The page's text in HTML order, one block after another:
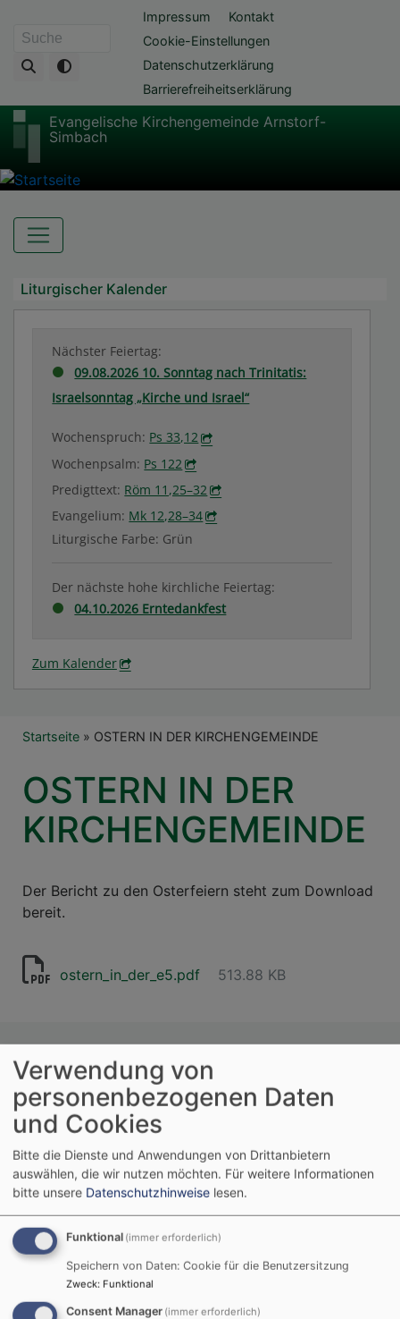
zum
Suche
Fußbereichsmenü
Impressum
Kontakt
Cookie-Einstellungen
Datenschutzerklärung
Barrierefreiheitserklärung
Evangelische Kirchengemeinde Arnstorf-
Simbach
Hauptnavigation
Liturgischer Kalender
Nächster Feiertag:
09.08.2026 10. Sonntag nach Trinitatis:
Israelsonntag „Kirche und Israel“
Wochenspruch: Ps 33,12
Wochenpsalm: Ps 122
Predigttext: Röm 11,25–32
Evangelium: Mk 12,28–34
Liturgische Farbe: Grün
Der nächste hohe kirchliche Feiertag:
04.10.2026 Erntedankfest
Zum Kalender
Breadcrumb
Startseite OSTERN IN DER KIRCHENGEMEINDE
OSTERN IN DER
KIRCHENGEMEINDE
Der Bericht zu den Osterfeiern steht zum Download
bereit.
ostern_in_der_e5.pdf 513.88 KB
Tageslosung
Siehe, was ich früher verkündigt habe, ist
gekommen. So verkündige ich auch Neues; ehe
denn es sprosst, lasse ich's euch hören.
Jesaja 42,9
Der Menschensohn ist's, der den guten Samen sät.
Der Acker ist die Welt.
Matthäus 13,37-38
© Evangelische Brüder-Unität –
Weitere Informationen finden Sie
Verwendung von
personenbezogenen Daten
und Cookies
Bitte die Dienste und Anwendungen von Drittanbietern
auswählen, die wir nutzen möchten. Für weitere Informationen
bitte unsere Datenschutzhinweise lesen.
Funktional (immer erforderlich)
Speichern von Daten: Cookie für die Benutzersitzung
Zweck: Funktional
Consent Manager (immer erforderlich)